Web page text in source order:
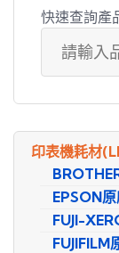
快速查詢產
品
項
尋
印表機耗材
EPSON
FUJI-
FUJIFILM